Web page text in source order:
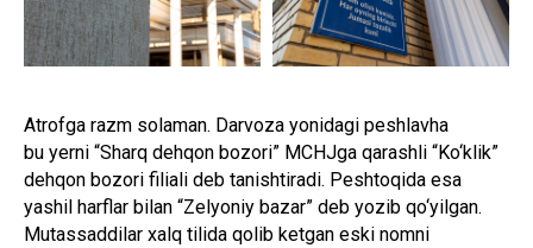
Atrofga razm solaman. Darvoza yonidagi peshlavha
bu yerni “Sharq dehqon bozori” MCHJga qarashli “Ko‘klik”
dehqon bozori filiali deb tanishtiradi. Peshtoqida esa
yashil harflar bilan “Zelyoniy bazar” deb yozib qo‘yilgan.
Mutassaddilar xalq tilida qolib ketgan eski nomni